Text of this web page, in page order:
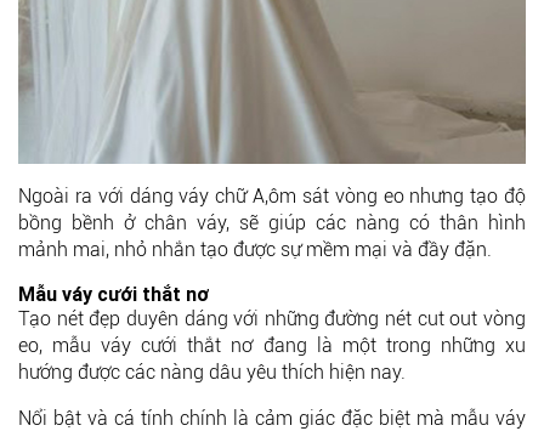
Ngoài ra với dáng váy chữ A,ôm sát vòng eo nhưng tạo độ
bồng bềnh ở chân váy, sẽ giúp các nàng có thân hình
mảnh mai, nhỏ nhắn tạo được sự mềm mại và đầy đặn.
Mẫu váy cưới thắt nơ
Tạo nét đẹp duyên dáng với những đường nét cut out vòng
eo, mẫu váy cưới thắt nơ đang là một trong những xu
hướng được các nàng dâu yêu thích hiện nay.
Nổi bật và cá tính chính là cảm giác đặc biệt mà mẫu váy